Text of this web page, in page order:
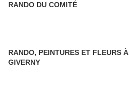
RANDO DU COMITÉ
RANDO, PEINTURES ET FLEURS À
GIVERNY